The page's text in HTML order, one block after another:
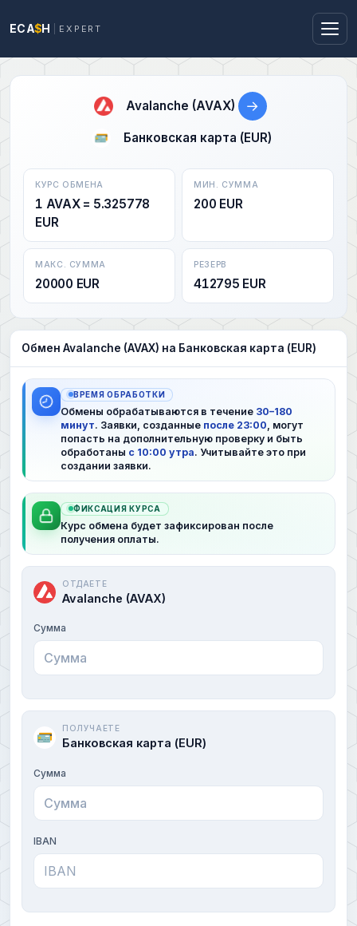
ECA$H EXPERT
Avalanche (AVAX) →
Банковская карта (EUR)
КУРС ОБМЕНА
1 AVAX = 5.325778
EUR
МИН. СУММА
200 EUR
МАКС. СУММА
20000 EUR
РЕЗЕРВ
412795 EUR
Обмен Avalanche (AVAX) на Банковская карта (EUR)
ВРЕМЯ ОБРАБОТКИ
Обмены обрабатываются в течение 30–180
минут. Заявки, созданные после 23:00 , могут
попасть на дополнительную проверку и быть
обработаны с 10:00 утра. Учитывайте это при
создании заявки.
ФИКСАЦИЯ КУРСА
Курс обмена будет зафиксирован после
получения оплаты.
ОТДАЕТЕ
Avalanche (AVAX)
Сумма
ПОЛУЧАЕТЕ
Банковская карта (EUR)
Сумма
IBAN